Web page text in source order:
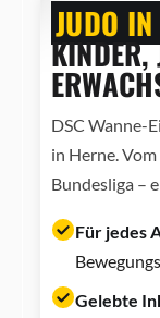
JUDO
KINDER,
DSC Wanne-
in Herne.
Bundesliga –
Für jedes
Gelebte